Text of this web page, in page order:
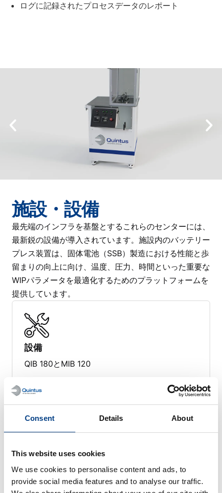
Consent Details About
This website uses cookies
We use cookies to personalise content and ads, to
provide social media features and to analyse our traffic.
ログに記録されたプロセスデータのレポート
施設・設備
最先端のインフラを基盤とするこれらのセンターには、
最新鋭の設備が導入されています。施設内のバッテリー
プレス装置は、固体電池（SSB）製造における性能と歩
留まりの向上に向け、温度、圧力、時間といった重要な
WIPパラメータを最適化するためのプラットフォームを
提供しています。
設備
QIB 180とMIB 120
て、固体セルを高密度化し、多孔性や空隙を除去すると
ともに、構成要素間の界面接触を確保します。